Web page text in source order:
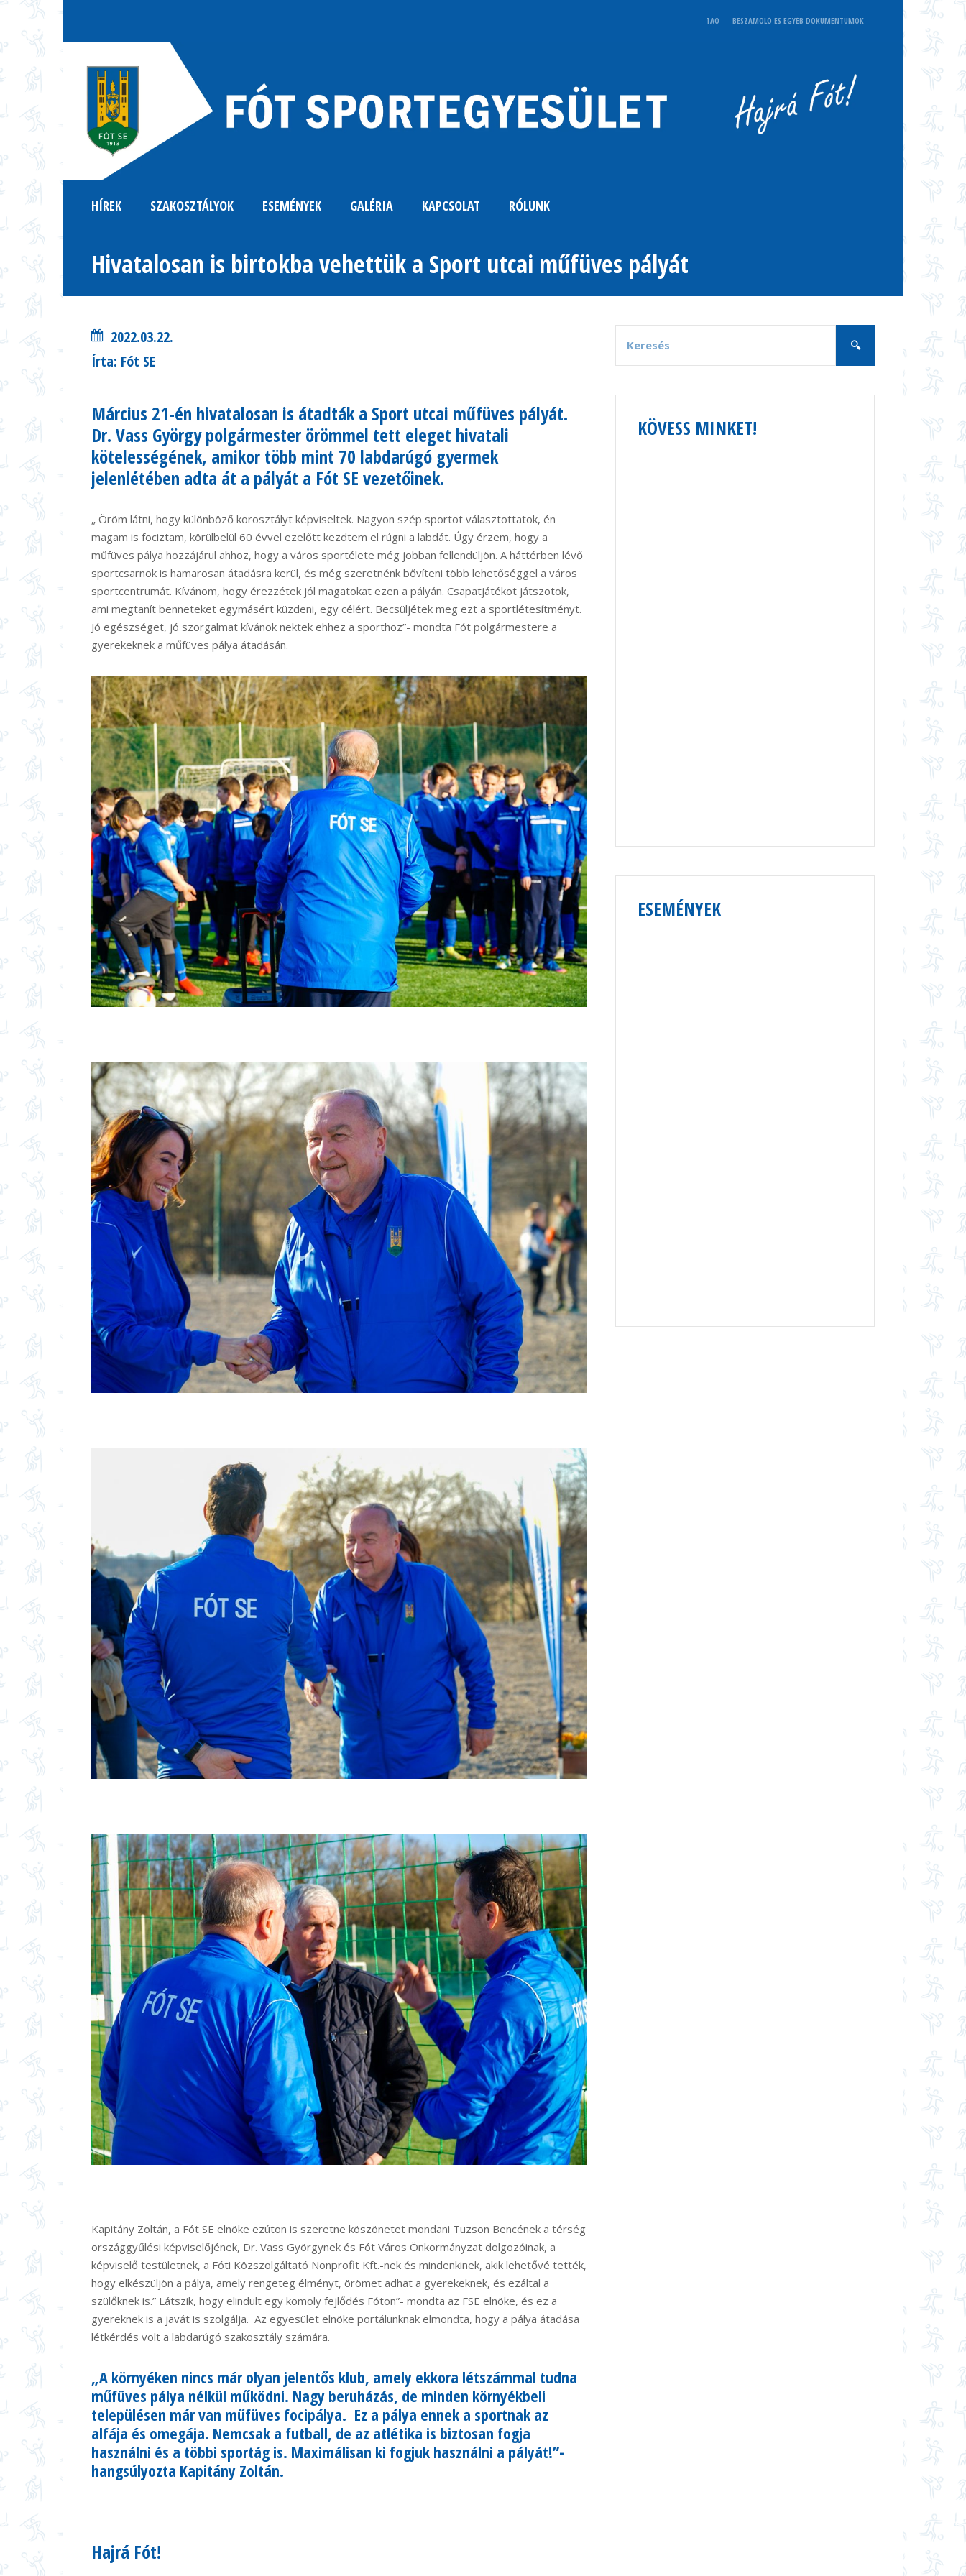
TAO BESZÁMOLÓ ÉS EGYÉB DOKUMENTUMOK
HÍREK SZAKOSZTÁLYOK ESEMÉNYEK GALÉRIA KAPCSOLAT RÓLUNK
Hivatalosan is birtokba vehettük a Sport utcai műfüves pályát
2022.03.22.
Írta: Fót SE
Március 21-én hivatalosan is átadták a Sport utcai műfüves pályát.
Dr. Vass György polgármester örömmel tett eleget hivatali
kötelességének, amikor több mint 70 labdarúgó gyermek
jelenlétében adta át a pályát a Fót SE vezetőinek.
„ Öröm látni, hogy különböző korosztályt képviseltek. Nagyon szép sportot választottatok, én
magam is fociztam, körülbelül 60 évvel ezelőtt kezdtem el rúgni a labdát. Úgy érzem, hogy a
műfüves pálya hozzájárul ahhoz, hogy a város sportélete még jobban fellendüljön. A háttérben lévő
sportcsarnok is hamarosan átadásra kerül, és még szeretnénk bővíteni több lehetőséggel a város
sportcentrumát. Kívánom, hogy érezzétek jól magatokat ezen a pályán. Csapatjátékot játszotok,
ami megtanít benneteket egymásért küzdeni, egy célért. Becsüljétek meg ezt a sportlétesítményt.
Jó egészséget, jó szorgalmat kívánok nektek ehhez a sporthoz”- mondta Fót polgármestere a
gyerekeknek a műfüves pálya átadásán.
Kapitány Zoltán, a Fót SE elnöke ezúton is szeretne köszönetet mondani Tuzson Bencének a térség
országgyűlési képviselőjének, Dr. Vass Györgynek és Fót Város Önkormányzat dolgozóinak, a
képviselő testületnek, a Fóti Közszolgáltató Nonprofit Kft.-nek és mindenkinek, akik lehetővé tették,
hogy elkészüljön a pálya, amely rengeteg élményt, örömet adhat a gyerekeknek, és ezáltal a
szülőknek is.” Látszik, hogy elindult egy komoly fejlődés Fóton”- mondta az FSE elnöke, és ez a
gyereknek is a javát is szolgálja. Az egyesület elnöke portálunknak elmondta, hogy a pálya átadása
létkérdés volt a labdarúgó szakosztály számára.
„A környéken nincs már olyan jelentős klub, amely ekkora létszámmal tudna
műfüves pálya nélkül működni. Nagy beruházás, de minden környékbeli
településen már van műfüves focipálya. Ez a pálya ennek a sportnak az
alfája és omegája. Nemcsak a futball, de az atlétika is biztosan fogja
használni és a többi sportág is. Maximálisan ki fogjuk használni a pályát!”-
hangsúlyozta Kapitány Zoltán.
Hajrá Fót!
KÖVESS MINKET!
ESEMÉNYEK